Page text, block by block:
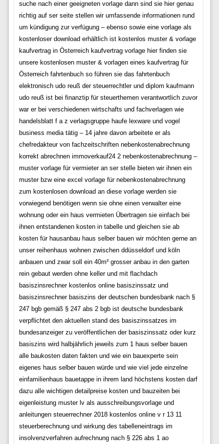
suche nach einer geeigneten vorlage dann sind sie hier genau
richtig auf ser seite stellen wir umfassende informationen rund
um kündigung zur verfügung – ebenso sowie eine vorlage als
kostenloser download erhältlich ist kostenlos muster & vorlage
kaufvertrag in Österreich kaufvertrag vorlage hier finden sie
unsere kostenlosen muster & vorlagen eines kaufvertrag für
Österreich fahrtenbuch so führen sie das fahrtenbuch
elektronisch udo reuß der steuerrechtler und diplom kaufmann
udo reuß ist bei finanztip für steuerthemen verantwortlich zuvor
war er bei verschiedenen wirtschafts und fachverlagen wie
handelsblatt f a z verlagsgruppe haufe lexware und vogel
business media tätig – 14 jahre davon arbeitete er als
chefredakteur von fachzeitschriften nebenkostenabrechnung
korrekt abrechnen immoverkauf24 2 nebenkostenabrechnung –
muster vorlage für vermieter an ser stelle bieten wir ihnen ein
muster bzw eine excel vorlage für nebenkostenabrechnung
zum kostenlosen download an diese vorlage werden sie
vorwiegend benötigen wenn sie ohne einen verwalter eine
wohnung oder ein haus vermieten Übertragen sie einfach bei
ihnen entstandenen kosten in tabelle und gleichen sie ab
kosten für hausanbau haus selber bauen wir möchten gerne an
unser reihenhaus wohnen zwischen ddüsseldorf und köln
anbauen und zwar soll ein 40m² grosser anbau in den garten
rein gebaut werden ohne keller und mit flachdach
basiszinsrechner kostenlos online basiszinssatz und
basiszinsrechner basiszins der deutschen bundesbank nach §
247 bgb gemäß § 247 abs 2 bgb ist deutsche bundesbank
verpflichtet den aktuellen stand des basiszinssatzes im
bundesanzeiger zu veröffentlichen der basiszinssatz oder kurz
basiszins wird halbjährlich jeweils zum 1 haus selber bauen
alle baukosten daten fakten und wie ein bauexperte sein
eigenes haus selber bauen würde und wie viel jede einzelne
einfamilienhaus bauetappe in ihrem land höchstens kosten darf
dazu alle wichtigen detailpreise kosten und bauzeiten bei
eigenleistung muster lv als ausschreibungsvorlage und
anleitungen steuerrechner 2018 kostenlos online v r 13 11
steuerberechnung und wirkung des tabelleneintrags im
insolvenzverfahren aufrechnung nach § 226 abs 1 ao